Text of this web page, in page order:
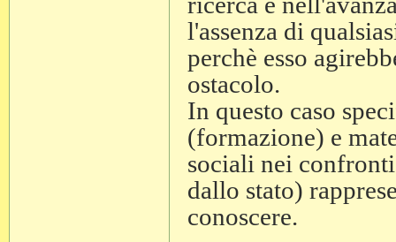
l'assenza di
perchè esso
ostacolo.
In questo caso
(formazione) e
sociali nei
dallo stato)
conoscere.